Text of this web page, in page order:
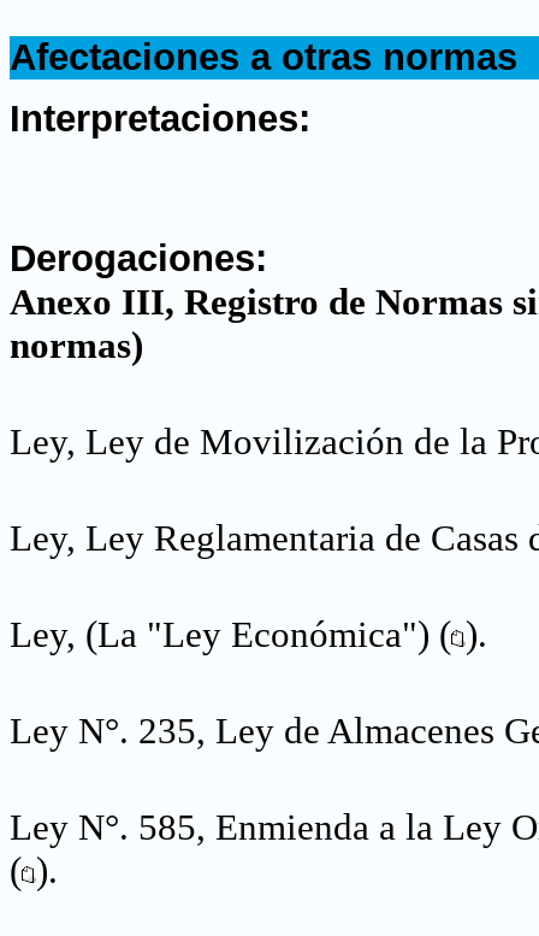
Afectaciones a otras normas
Interpretaciones:
Derogaciones:
Anexo III, Registro de Normas
normas)
Ley, Ley de Movilización de la
Ley, Ley Reglamentaria de Casas
Ley, (La "Ley Económica") ( ).
Ley N°. 235, Ley de Almacenes
Ley N°. 585, Enmienda a la Ley
( ).